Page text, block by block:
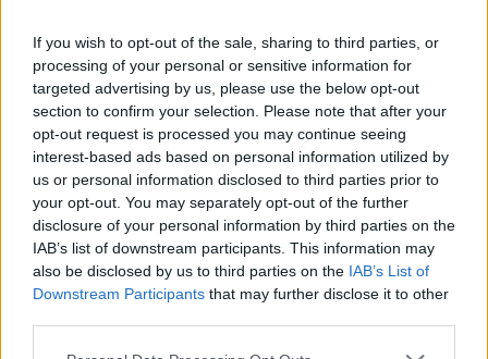
If you wish to opt-out of the sale, sharing to third parties, or
processing of your personal or sensitive information for
targeted advertising by us, please use the below opt-out
section to confirm your selection. Please note that after your
opt-out request is processed you may continue seeing
interest-based ads based on personal information utilized by
us or personal information disclosed to third parties prior to
your opt-out. You may separately opt-out of the further
disclosure of your personal information by third parties on the
IAB’s list of downstream participants. This information may
also be disclosed by us to third parties on the IAB’s List of
Downstream Participants that may further disclose it to other
Please note that this website/app uses one or more Google
Ροή Ειδήσεων
ΣΑΝ ΣΗΜΕΡΑ – 6 Αυγούστου 1870:
Μάχες του Spicheren και του Wörth, ο
γερμανικός στρατός διαλύει τους
Γάλλους